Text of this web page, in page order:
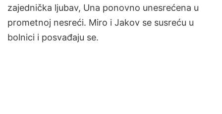
zajednička ljubav, Una ponovno unesrećena u
prometnoj nesreći. Miro i Jakov se susreću u
bolnici i posvađaju se.